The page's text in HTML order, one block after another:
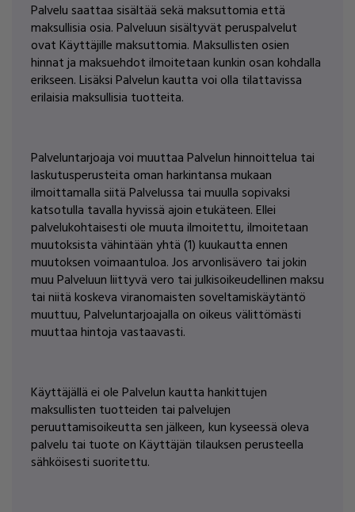
Palvelu saattaa sisältää sekä maksuttomia että
maksullisia osia. Palveluun sisältyvät peruspalvelut
ovat Käyttäjille maksuttomia. Maksullisten osien
hinnat ja maksuehdot ilmoitetaan kunkin osan kohdalla
erikseen. Lisäksi Palvelun kautta voi olla tilattavissa
erilaisia maksullisia tuotteita.
Palveluntarjoaja voi muuttaa Palvelun hinnoittelua tai
laskutusperusteita oman harkintansa mukaan
ilmoittamalla siitä Palvelussa tai muulla sopivaksi
katsotulla tavalla hyvissä ajoin etukäteen. Ellei
palvelukohtaisesti ole muuta ilmoitettu, ilmoitetaan
muutoksista vähintään yhtä (1) kuukautta ennen
muutoksen voimaantuloa. Jos arvonlisävero tai jokin
muu Palveluun liittyvä vero tai julkisoikeudellinen maksu
tai niitä koskeva viranomaisten soveltamiskäytäntö
muuttuu, Palveluntarjoajalla on oikeus välittömästi
muuttaa hintoja vastaavasti.
Käyttäjällä ei ole Palvelun kautta hankittujen
maksullisten tuotteiden tai palvelujen
peruuttamisoikeutta sen jälkeen, kun kyseessä oleva
palvelu tai tuote on Käyttäjän tilauksen perusteella
sähköisesti suoritettu.